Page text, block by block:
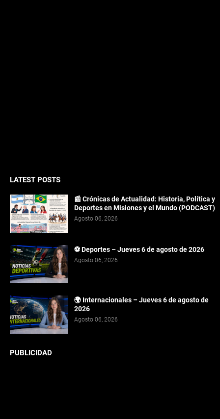
LATEST POSTS
📰 Crónicas de Actualidad: Historia, Política y
Deportes en Misiones y el Mundo (PODCAST)
Agosto 06, 2026
⚽ Deportes – Jueves 6 de agosto de 2026
Agosto 06, 2026
🌍 Internacionales – Jueves 6 de agosto de
2026
Agosto 06, 2026
PUBLICIDAD